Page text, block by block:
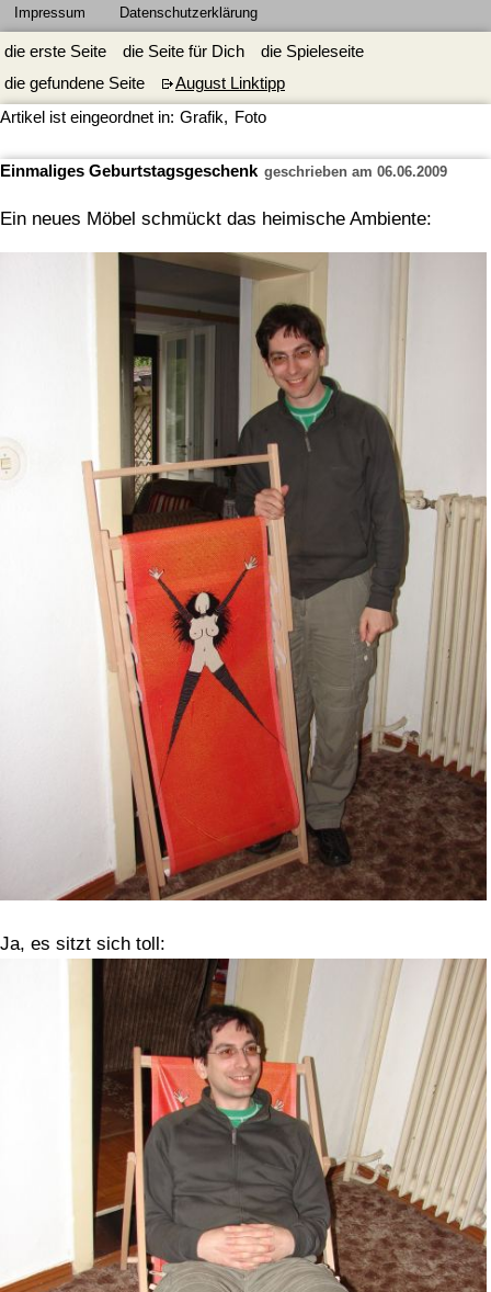
Impressum Datenschutzerklärung
die erste Seite die Seite für Dich
die Spieleseite
die gefundene Seite
August Linktipp
Artikel ist eingeordnet in: Grafik, Foto
Einmaliges Geburtstagsgeschenk geschrieben am 06.06.2009
Ein neues Möbel schmückt das heimische Ambiente:
Ja, es sitzt sich toll: